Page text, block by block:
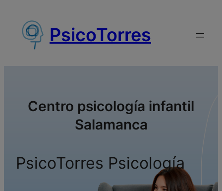
contenido
PsicoTorres
Centro psicología infantil
Salamanca
PsicoTorres Psicología